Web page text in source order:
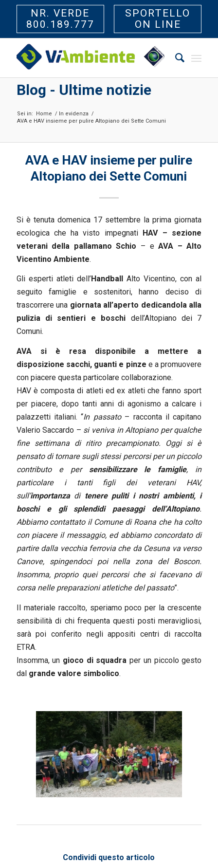
NR. VERDE
800.189.777
SPORTELLO
ON LINE
Blog - Ultime notizie
Sei in: Home / In evidenza /
AVA e HAV insieme per pulire Altopiano dei Sette Comuni
AVA e HAV insieme per pulire
Altopiano dei Sette Comuni
Si è tenuta domenica 17 settembre la prima giornata
ecologica che ha visto impegnati HAV – sezione
veterani della pallamano Schio – eAVA – Alto
Vicentino Ambiente.
Gli esperti atleti dell’Handball
Alto Vicentino, con al
seguito famiglie e sostenitori, hanno deciso di
trascorrere una giornata all’aperto dedicandola alla
pulizia di sentieri e boschi dell’Altopiano dei 7
Comuni.
AVA si è resa disponibile a mettere a
disposizione sacchi, guanti e pinze e a promuovere
con piacere questa particolare collaborazione.
HAV è composta di atleti ed ex atleti che fanno sport
per piacere, dopo tanti anni di agonismo a calcare i
palazzetti italiani. “In passato– racconta il capitano
Valerio Saccardo – si veniva in Altopiano per qualche
fine settimana di ritiro precampionato. Oggi si è
pensato di tornare sugli stessi percorsi per un piccolo
contributo e per sensibilizzare le famiglie, in
particolare i tanti figli dei veterani HAV,
sull’importanzadi tenere puliti i nostri ambienti, i
boschi e gli splendidi paesaggi dell’Altopiano.
Abbiamo contattato il Comune di Roana che ha colto
con piacere il messaggio, ed abbiamo concordato di
partire dalla vecchia ferrovia che da Cesuna va verso
Canove, spingendoci poi nella zona del Boscon.
Insomma, proprio quei percorsi che si facevano di
corsa nelle preparazioni atletiche del passato”.
Il materiale raccolto, speriamo poco per la crescente
sensibilità di chi frequenta questi posti meravigliosi,
sarà poi conferito negli appositi centri di raccolta
ETRA.
Insomma, un gioco di squadra per un piccolo gesto
dal grande valore simbolico.
Condividi questo articolo